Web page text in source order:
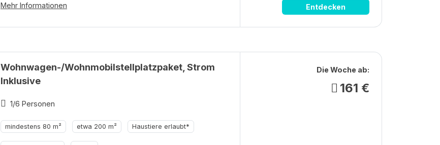
Mehr Informationen Entdecken
Wohnwagen-/Wohnmobilstellplatzpaket, Strom
Inklusive
1/6 Personen
mindestens 80 m² etwa 200 m² Haustiere erlaubt*
Die Woche ab:
161 €